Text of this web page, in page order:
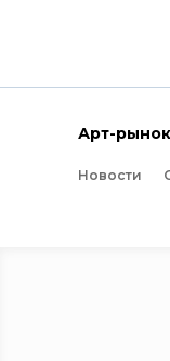
Арт-рынок
Новости